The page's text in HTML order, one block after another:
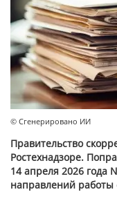
© Сгенерировано ИИ
Правительство
Ростехнадзоре.
14 апреля 2026 года
направлений работы